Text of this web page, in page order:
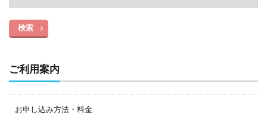
検索
ご利用案内
お申し込み方法・料金